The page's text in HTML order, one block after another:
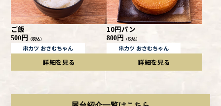
ご飯
500円 （税込）
串カツ おさむちゃん
詳細を見る
10円パン
800円 （税込）
串カツ おさむちゃん
詳細を見る